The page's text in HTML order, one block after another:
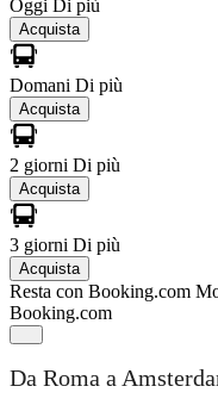
Oggi Di più
Acquista
Domani Di più
Acquista
2 giorni Di più
Acquista
3 giorni Di più
Acquista
Resta con Booking.com
Booking.com
Da Roma a